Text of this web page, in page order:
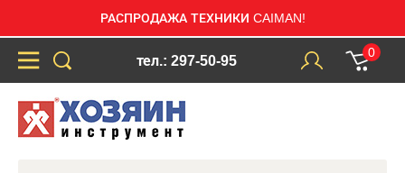
РАСПРОДАЖА ТЕХНИКИ CAIMAN!
тел.: 297-50-95
0